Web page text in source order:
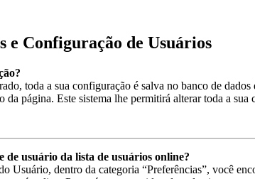
e Configuração de Usuários
toda a sua configuração é salva no banco de
da página. Este sistema lhe permitirá alterar toda a sua
de usuário da lista de usuários online?
Usuário, dentro da categoria “Preferências”, você